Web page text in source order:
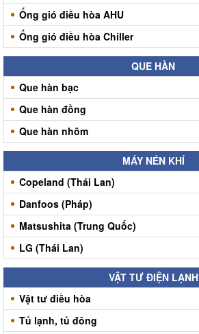
Ống gió điều hòa AHU
Ống gió điều hòa Chiller
QUE HÀN
Que hàn bạc
Que hàn đồng
Que hàn nhôm
MÁY NÉN KHÍ
Copeland (Thái Lan)
Danfoos (Pháp)
Matsushita (Trung Quốc)
LG (Thái Lan)
VẬT TƯ ĐIỆN LẠNH
Vật tư điều hòa
Tủ lạnh, tủ đông